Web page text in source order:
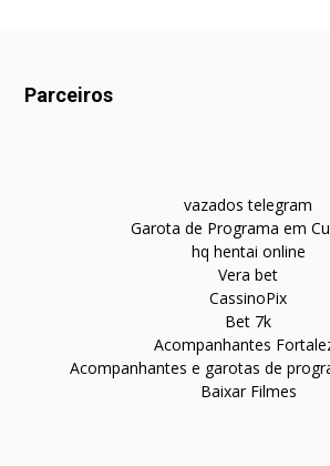
Parceiros
vazados telegram
Garota de Programa em
hq hentai online
Vera bet
CassinoPix
Bet 7k
Acompanhantes
Acompanhantes e garotas de
Baixar Filmes